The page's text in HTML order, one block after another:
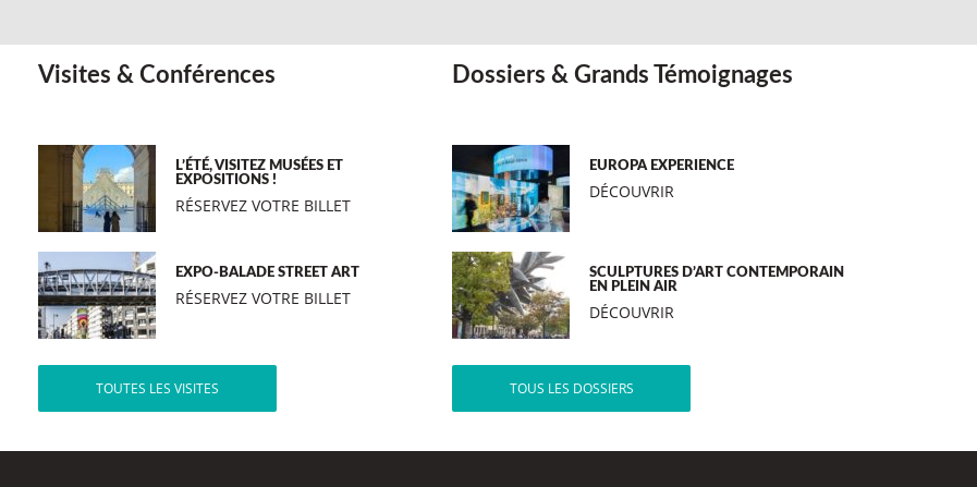
Visites & Conférences
L’ÉTÉ, VISITEZ MUSÉES ET
EXPOSITIONS !
RÉSERVEZ VOTRE BILLET
EXPO-BALADE STREET ART
RÉSERVEZ VOTRE BILLET
TOUTES LES VISITES
Dossiers & Grands Témoignages
EUROPA EXPERIENCE
DÉCOUVRIR
SCULPTURES D’ART CONTEMPORAIN
EN PLEIN AIR
DÉCOUVRIR
TOUS LES DOSSIERS